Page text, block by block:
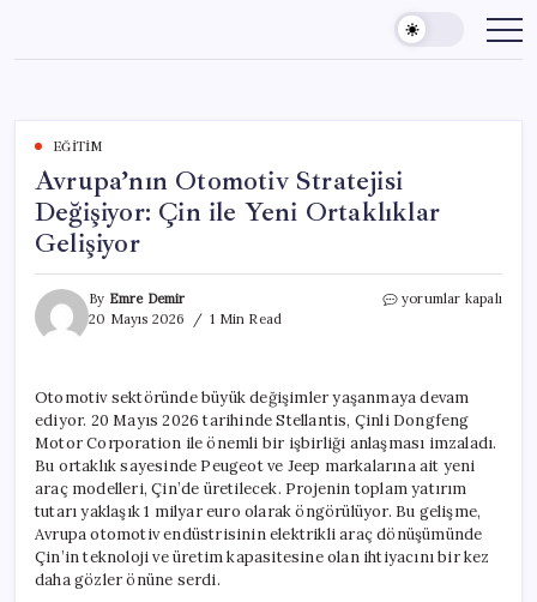
content
EĞITIM
Avrupa’nın Otomotiv Stratejisi
Değişiyor: Çin ile Yeni Ortaklıklar
Gelişiyor
By Emre Demir
20 Mayıs 2026
1 Min Read
Avrupa’nın
ile
Yeni
Ortaklıklar
Gelişiyor
yorumlar kapalı
Otomotiv sektöründe büyük değişimler yaşanmaya devam
ediyor. 20 Mayıs 2026 tarihinde Stellantis, Çinli Dongfeng
Motor Corporation ile önemli bir işbirliği anlaşması imzaladı.
Bu ortaklık sayesinde Peugeot ve Jeep markalarına ait yeni
araç modelleri, Çin’de üretilecek. Projenin toplam yatırım
tutarı yaklaşık 1 milyar euro olarak öngörülüyor. Bu gelişme,
Avrupa otomotiv endüstrisinin elektrikli araç dönüşümünde
Çin’in teknoloji ve üretim kapasitesine olan ihtiyacını bir kez
daha gözler önüne serdi.